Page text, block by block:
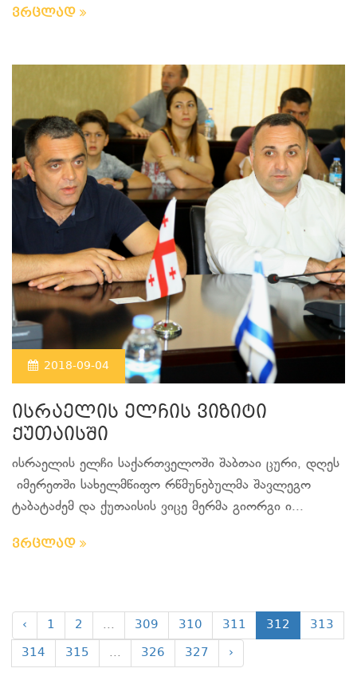
ვრცლად
2018-09-04
ისრაელის ელჩის ვიზიტი
ქუთაისში
ისრაელის ელჩი საქართველოში შაბთაი ცური, დღეს
იმერეთში სახელმწიფო რწმუნებულმა შავლეგო
ტაბატაძემ და ქუთაისის ვიცე მერმა გიორგი ი...
ვრცლად
‹ 1 2 ... 309 310 311 312
313
314
315 ... 326 327 ›